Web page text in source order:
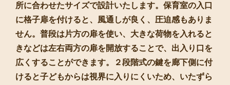
所に合わせたサイズで設計いたします。保育室の入口
に格子扉を付けると、風通しが良く、圧迫感もありま
せん。普段は片方の扉を使い、大きな荷物を入れると
きなどは左右両方の扉を開放することで、出入り口を
広くすることができます。２段階式の鍵を廊下側に付
けると子どもからは視界に入りにくいため、いたずら